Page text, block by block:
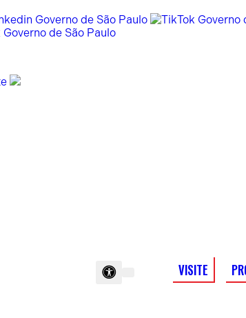
VISITE